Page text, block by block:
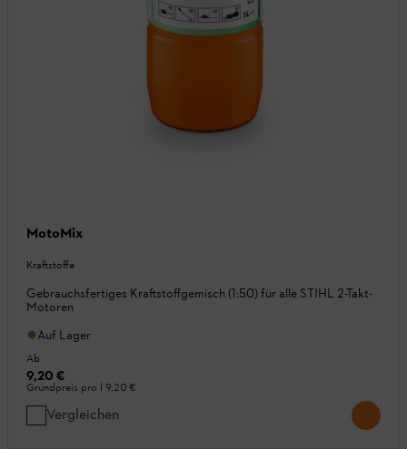
MotoMix
Kraftstoffe
Gebrauchsfertiges Kraftstoffgemisch (1:50) für alle STIHL 2-Takt-
Motoren
Auf Lager
Ab
9,20 €
Grundpreis pro l 9,20 €
Vergleichen